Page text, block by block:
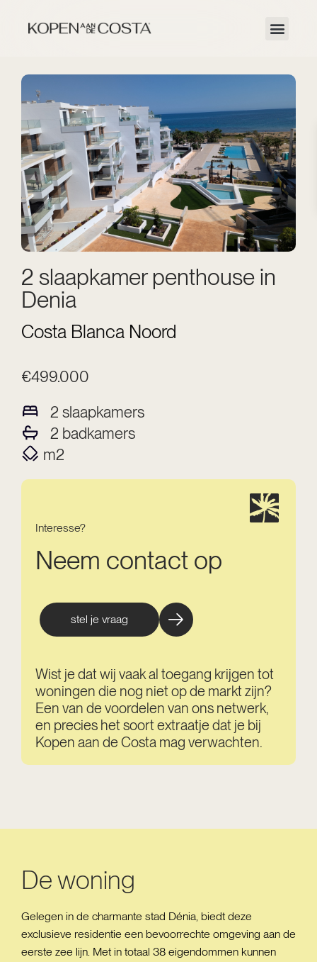
2 slaapkamer penthouse in
Denia
Costa Blanca Noord
€499.000
2 slaapkamers
2 badkamers
m2
Interesse?
Neem contact op
stel je vraag
Wist je dat wij vaak al toegang krijgen tot
woningen die nog niet op de markt zijn?
Een van de voordelen van ons netwerk,
en precies het soort extraatje dat je bij
Kopen aan de Costa mag verwachten.
De woning
Gelegen in de charmante stad Dénia, biedt deze
exclusieve residentie een bevoorrechte omgeving aan de
eerste zee lijn. Met in totaal 38 eigendommen kunnen